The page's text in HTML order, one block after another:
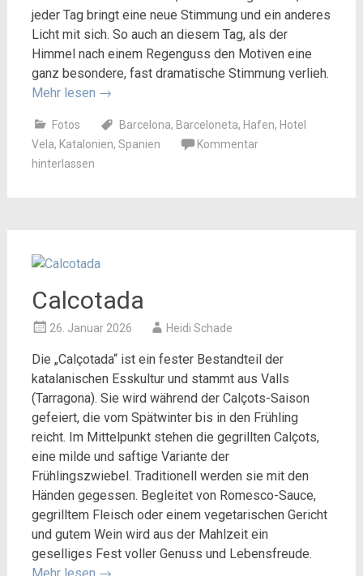
jeder Tag bringt eine neue Stimmung und ein anderes
Licht mit sich. So auch an diesem Tag, als der
Himmel nach einem Regenguss den Motiven eine
ganz besondere, fast dramatische Stimmung verlieh.
Mehr lesen →
Fotos Barcelona, Barceloneta, Hafen, Hotel
Vela, Katalonien, Spanien
Kommentar
hinterlassen
Calcotada
26. Januar 2026 Heidi Schade
Die „Calçotada“ ist ein fester Bestandteil der
katalanischen Esskultur und stammt aus Valls
(Tarragona). Sie wird während der Calçots-Saison
gefeiert, die vom Spätwinter bis in den Frühling
reicht. Im Mittelpunkt stehen die gegrillten Calçots,
eine milde und saftige Variante der
Frühlingszwiebel. Traditionell werden sie mit den
Händen gegessen. Begleitet von Romesco-Sauce,
gegrilltem Fleisch oder einem vegetarischen Gericht
und gutem Wein wird aus der Mahlzeit ein
geselliges Fest voller Genuss und Lebensfreude.